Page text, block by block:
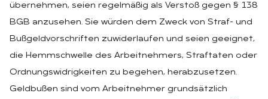
übernehmen, seien regelmäßig als Verstoß gegen § 138
BGB anzusehen. Sie würden dem Zweck von Straf- und
Bußgeldvorschriften zuwiderlaufen und seien geeignet,
die Hemmschwelle des Arbeitnehmers, Straftaten oder
Ordnungswidrigkeiten zu begehen, herabzusetzen.
Geldbußen sind vom Arbeitnehmer grundsätzlich